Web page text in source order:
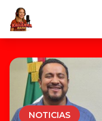
NOTICIAS